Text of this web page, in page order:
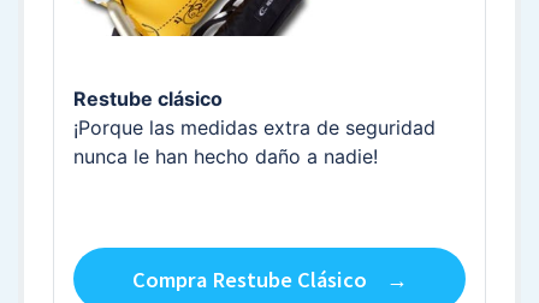
Restube clásico
¡Porque las medidas extra de seguridad
nunca le han hecho daño a nadie!
Compra Restube Clásico